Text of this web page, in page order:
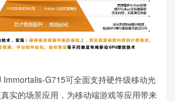
Immortalis-G715可全面支持硬件级移动光
实的场景应用，为移动端游戏等应用带来